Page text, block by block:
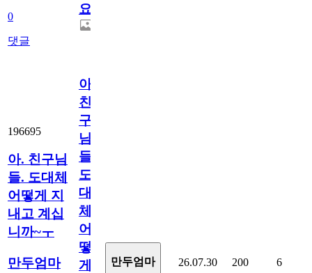
0
댓글
요.
196695
아. 친구님
들. 도대체
어떻게 지
내고 계십
니까~ㅜ
만두엄마
아.
친
구
님
들.
도
대
체
어
떻
게
만두엄마 26.07.30 200 6